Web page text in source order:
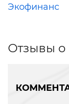
Экофинанс
Отзывы о